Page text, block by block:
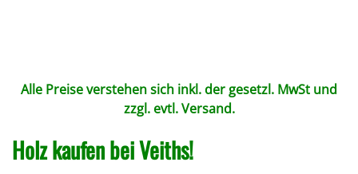
Alle Preise verstehen sich inkl. der gesetzl. MwSt und
zzgl. evtl.Versand.
Holz kaufen bei Veiths!